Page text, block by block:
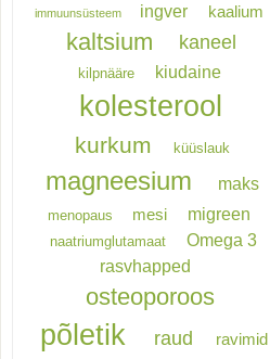
immuunsüsteem ingver kaalium
kaltsium kaneel
kilpnääre kiudaine
kolesterool
kurkum küüslauk
magneesium maks
menopaus mesi migreen
naatriumglutamaat
Omega 3
rasvhapped
osteoporoos
põletik raud ravimid